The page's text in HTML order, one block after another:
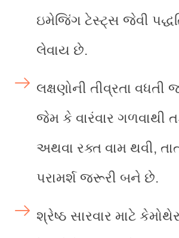
ઇમેજિંગ ટેસ્ટ્સ જેવી
લેવાય છે.
લક્ષણોની તીવ્રતા વધતી
જેમ કે વારંવાર ગળવાથી
અથવા રક્ત વામ થવી,
પરામર્શ જરૂરી બને છે.
શ્રેષ્ઠ સારવાર માટે